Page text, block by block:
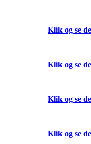
Klik og se
Klik og se
Klik og se
Klik og se